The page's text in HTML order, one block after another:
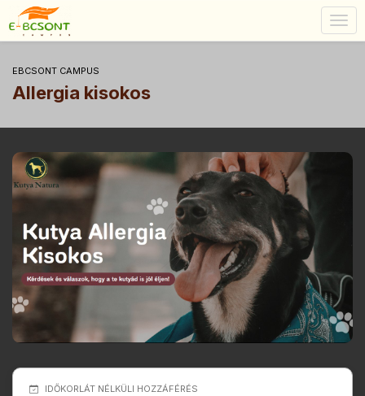
EBCSONT CAMPUS
Allergia kisokos
IDŐKORLÁT NÉLKÜLI HOZZÁFÉRÉS